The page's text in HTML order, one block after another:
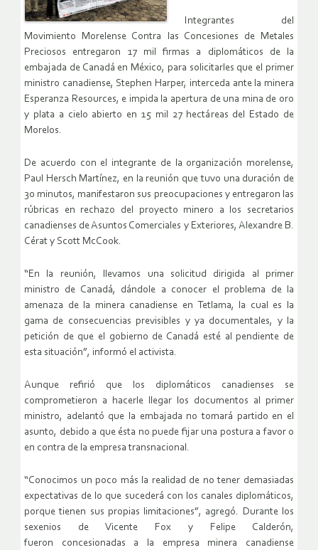
Integrantes del
Movimiento Morelense Contra las Concesiones de Metales
Preciosos entregaron 17 mil firmas a diplomáticos de la
embajada de Canadá en México, para solicitarles que el primer
ministro canadiense, Stephen Harper, interceda ante la minera
Esperanza Resources, e impida la apertura de una mina de oro
y plata a cielo abierto en 15 mil 27 hectáreas del Estado de
Morelos.
De acuerdo con el integrante de la organización morelense,
Paul Hersch Martínez, en la reunión que tuvo una duración de
30 minutos, manifestaron sus preocupaciones y entregaron las
rúbricas en rechazo del proyecto minero a los secretarios
canadienses de Asuntos Comerciales y Exteriores, Alexandre B.
Cérat y Scott McCook.
“En la reunión, llevamos una solicitud dirigida al primer
ministro de Canadá, dándole a conocer el problema de la
amenaza de la minera canadiense en Tetlama, la cual es la
gama de consecuencias previsibles y ya documentales, y la
petición de que el gobierno de Canadá esté al pendiente de
esta situación”, informó el activista.
Aunque refirió que los diplomáticos canadienses se
comprometieron a hacerle llegar los documentos al primer
ministro, adelantó que la embajada no tomará partido en el
asunto, debido a que ésta no puede fijar una postura a favor o
en contra de la empresa transnacional.
“Conocimos un poco más la realidad de no tener demasiadas
expectativas de lo que sucederá con los canales diplomáticos,
porque tienen sus propias limitaciones”, agregó. Durante los
sexenios de Vicente Fox y Felipe Calderón,
fueron concesionadas a la empresa minera canadiense